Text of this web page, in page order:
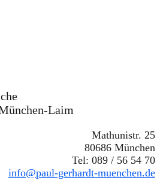
Laim
Mathunistr. 25
80686 München
Tel: 089 / 56 54 70
info@paul-gerhardt-muenchen.de